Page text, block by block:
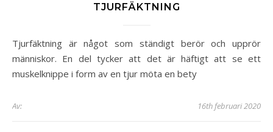
TJURFÄKTNING
Tjurfäktning är något som ständigt berör och upprör
människor. En del tycker att det är häftigt att se ett
muskelknippe i form av en tjur möta en bety
Av: 16th februari 2020